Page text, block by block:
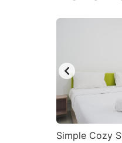
get
the
Simple Cozy